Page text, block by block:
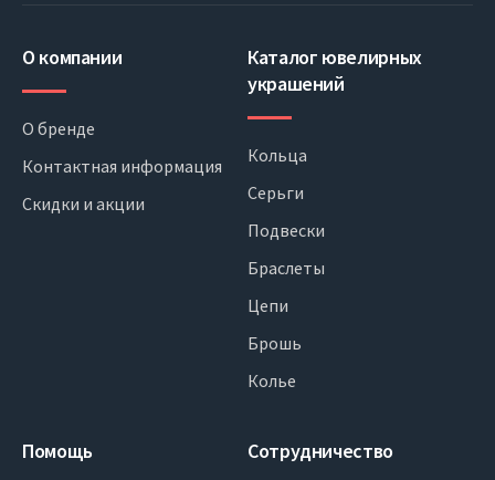
О компании
О бренде
Контактная информация
Скидки и акции
Каталог ювелирных
украшений
Кольца
Серьги
Подвески
Браслеты
Цепи
Брошь
Колье
Помощь Сотрудничество